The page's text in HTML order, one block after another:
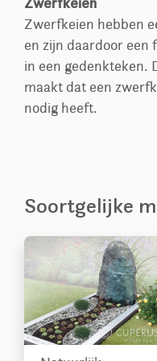
Zwerfkeien hebben
en zijn daardoor een
in een gedenkteken.
maakt dat een
nodig heeft.
Soortgelijke